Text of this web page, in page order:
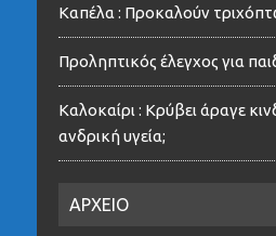
Καπέλα : Προκαλούν
Προληπτικός έλεγχος για
Καλοκαίρι : Κρύβει άραγε
ανδρική υγεία;
ΑΡΧΕΙΟ